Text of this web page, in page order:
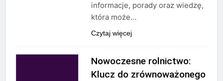
informacje, porady oraz wiedzę,
która może…
Czytaj więcej
Nowoczesne rolnictwo:
Klucz do zrównoważonego